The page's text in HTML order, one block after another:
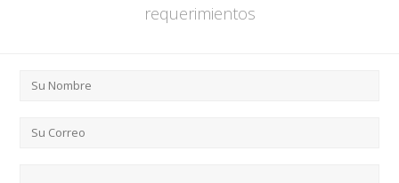
requerimientos